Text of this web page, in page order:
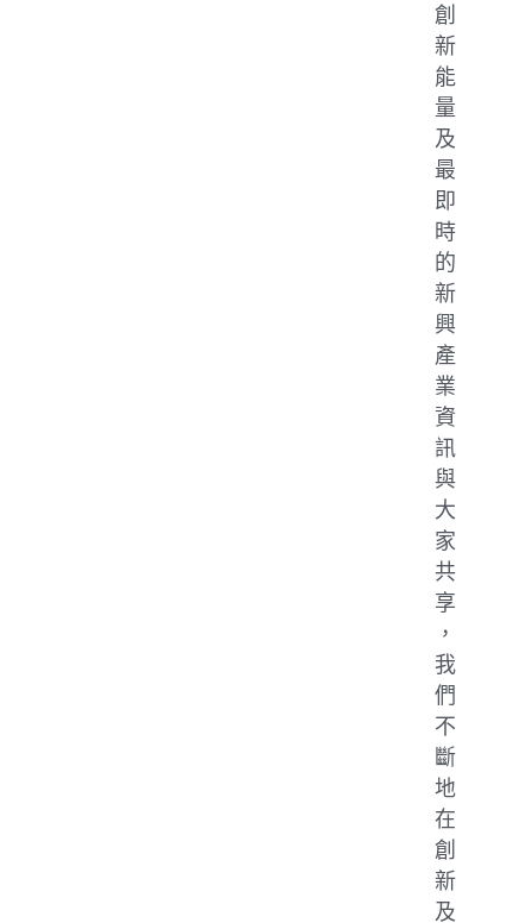
創
新
能
量
及
最
即
時
的
新
興
產
業
資
訊
與
大
家
共
享
，
我
們
不
斷
地
在
創
新
及